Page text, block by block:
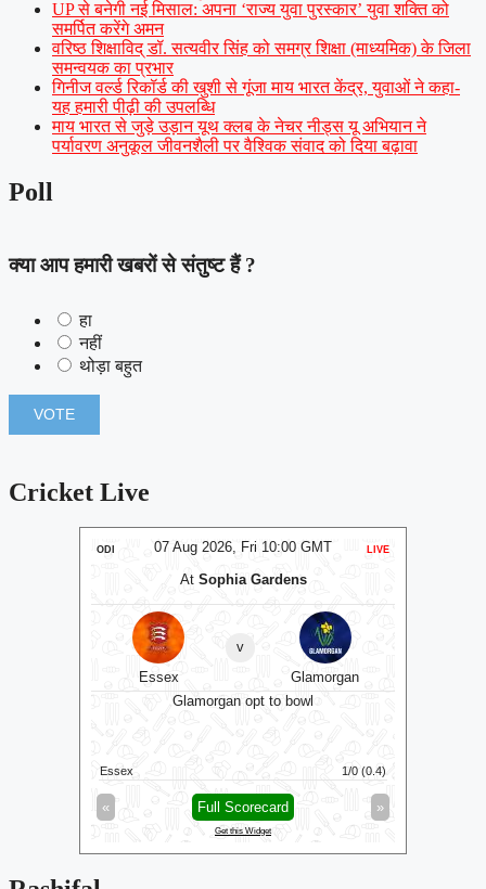
UP से बनेगी नई मिसाल: अपना ‘राज्य युवा पुरस्कार’ युवा शक्ति को
समर्पित करेंगे अमन
वरिष्ठ शिक्षाविद् डॉ. सत्यवीर सिंह को समग्र शिक्षा (माध्यमिक) के जिला
समन्वयक का प्रभार
गिनीज वर्ल्ड रिकॉर्ड की खुशी से गूंजा माय भारत केंद्र, युवाओं ने कहा-
यह हमारी पीढ़ी की उपलब्धि
माय भारत से जुड़े उड़ान यूथ क्लब के नेचर नीड्स यू अभियान ने
पर्यावरण अनुकूल जीवनशैली पर वैश्विक संवाद को दिया बढ़ावा
Poll
क्या आप हमारी खबरों से संतुष्ट हैं ?
हा
नहीं
थोड़ा बहुत
Cricket Live
07 Aug 2026, Fri 10:00 GMT
ODI LIVE
At Sophia Gardens
Essex
v
Glamorgan
Glamorgan opt to bowl
Essex 1/0 (0.4)
« »
Full Scorecard
Get this Widget